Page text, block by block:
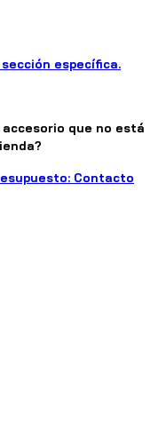
sección específica.
que no está
Contacto